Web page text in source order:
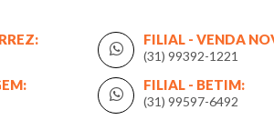
FILIAL - VENDA
(31) 99392-1221
FILIAL - BETIM:
(31) 99597-6492